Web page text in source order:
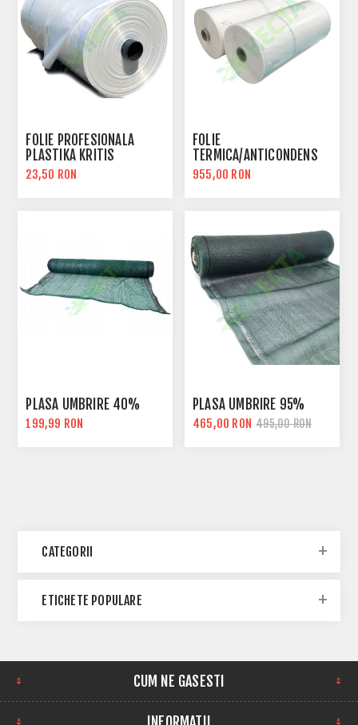
FOLIE PROFESIONALA
PLASTIKA KRITIS
23,50 RON
FOLIE
TERMICA/ANTICONDENS
PERFORATA , 300ML
955,00 RON
PLASA UMBRIRE 40%
199,99 RON
PLASA UMBRIRE 95%
465,00 RON 495,00 RON
CATEGORII
ETICHETE POPULARE
CUM NE GASESTI